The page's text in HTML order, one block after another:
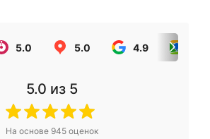
5.0 5.0 4.9
5.0 из 5
На основе 945оценок